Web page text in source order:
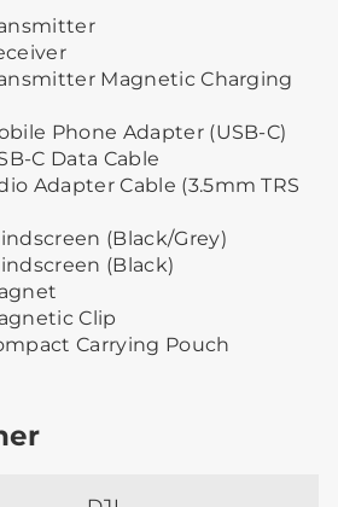
Magnetic Charging
Phone Adapter (USB-C)
C Data Cable
Adapter Cable (3.5mm TRS
(Black/Grey)
(Black)
Clip
Carrying Pouch